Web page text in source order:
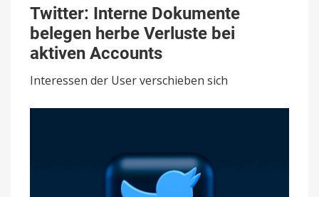
Interne
Dokumente
belegen
herbe
Verluste
bei
aktiven
Twitter: Interne Dokumente
belegen herbe Verluste bei
aktiven Accounts
Interessen der User verschieben sich